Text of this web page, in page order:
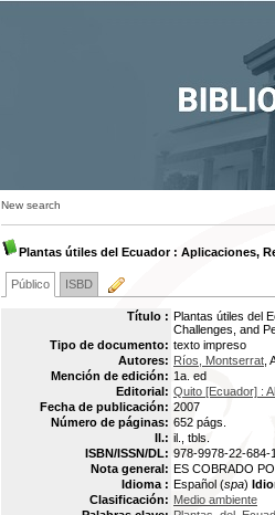
New search
Plantas útiles del Ecuador : Aplicaciones,
Público ISBD
Título : Plantas útiles del
Challenges, and
Tipo de documento: texto impreso
Autores: Ríos, Montserrat ,
Mención de edición: 1a. ed
Editorial: Quito [Ecuador] :
Fecha de publicación: 2007
Número de páginas: 652 págs.
Il.: il., tbls.
ISBN/ISSN/DL: 978-9978-22-684-
Nota general: ES COBRADO
Idioma : Español (spa)
Clasificación: Medio ambiente